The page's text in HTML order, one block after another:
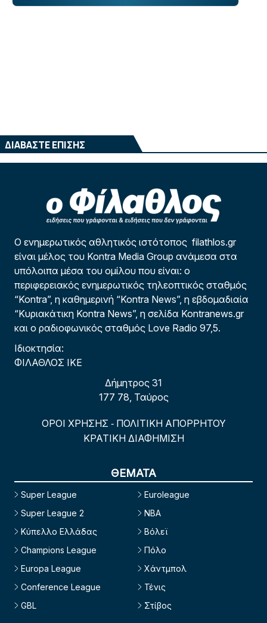
ΔΙΑΒΑΣΤΕ ΕΠΙΣΗΣ
Ο ενημερωτικός αθλητικός ιστότοπος filathlos.gr
είναι μέλος του Kontra Media Group ανάμεσα στα
υπόλοιπα μέσα του ομίλου που είναι: ο
περιφερειακός ενημερωτικός τηλεοπτικός σταθμός
“Kontra”, η καθημερινή “Kontra News”, η εβδομαδιαία
“Κυριακάτικη Kontra News”, η σελίδα Kontranews.gr
και ο ραδιοφωνικός σταθμός Love Radio 97,5.
Ιδιοκτησία:
ΦΙΛΑΘΛΟΣ ΙΚΕ
Δήμητρος 31
177 78, Ταύρος
ΟΡΟΙ ΧΡΗΣΗΣ - ΠΟΛΙΤΙΚΗ ΑΠΟΡΡΗΤΟΥ
ΚΡΑΤΙΚΗ ΔΙΑΦΗΜΙΣΗ
ΘΕΜΑΤΑ
Super League
Super League 2
Κύπελλο Ελλάδας
Champions League
Europa League
Conference League
GBL
Euroleague
NBA
Βόλεϊ
Πόλο
Χάντμπολ
Τένις
Στίβος